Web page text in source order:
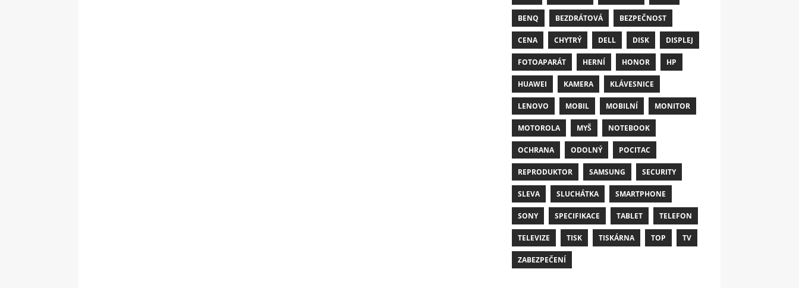
BENQ BEZDRÁTOVÁ BEZPEČNOST
CENA CHYTRÝ DELL DISK DISPLEJ
FOTOAPARÁT HERNÍ HONOR HP
HUAWEI KAMERA KLÁVESNICE
LENOVO MOBIL MOBILNÍ MONITOR
MOTOROLA MYŠ NOTEBOOK
OCHRANA ODOLNÝ POCITAC
REPRODUKTOR SAMSUNG SECURITY
SLEVA SLUCHÁTKA SMARTPHONE
SONY SPECIFIKACE TABLET TELEFON
TELEVIZE TISK TISKÁRNA TOP TV
ZABEZPEČENÍ